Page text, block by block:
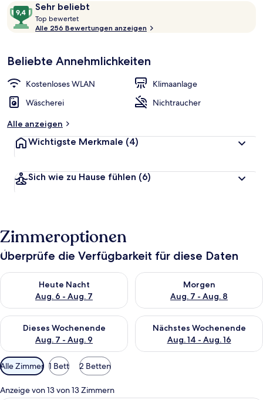
CHF 139.
Bewertungen
Sehr beliebt
9,4
von
10,
beliebt
Top bewertet
o
b
w
t
Alle 256 Bewertungen anzeigen
Beliebte Annehmlichkeiten
Kostenloses WLAN
Klimaanlage
Wäscherei
Nichtraucher
Alle anzeigen
Wichtigste Merkmale (4)
Sich wie zu Hause fühlen (6)
Zimmeroptionen
Überprüfe die Verfügbarkeit für diese Daten
Heute Nacht
Aug. 6 - Aug. 7
Überprüfe die Verfügbarkeit für heute Nacht, Aug. 6 - Aug. 7.
Morgen
Aug. 7 - Aug. 8
Überprüfe die Verfügbarkeit
Dieses Wochenende
Aug. 7 - Aug. 9
Überprüfe die Verfügbarkeit für dieses Wochenende, Aug. 7
Nächstes Wochenende
Aug. 14 - Aug. 16
Überprüfe die Verfügbarkeit
Verfügbare
Filter
für
Alle Zimmer 1 Bett 2 Betten
Anzeige von 13 von 13 Zimmern